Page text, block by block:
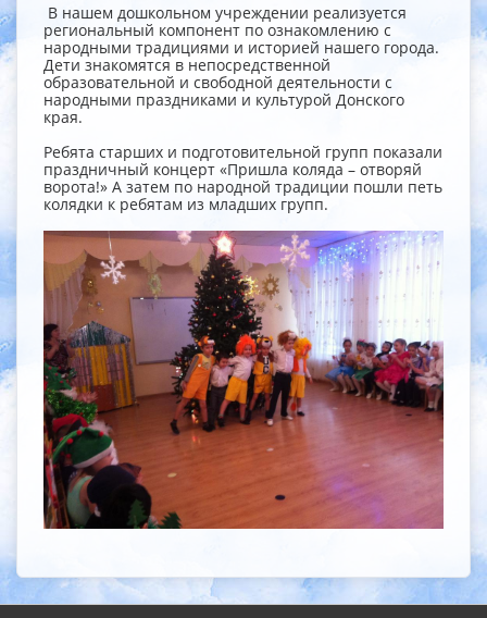
В нашем дошкольном учреждении реализуется
региональный компонент по ознакомлению с
народными традициями и историей нашего города.
Дети знакомятся в непосредственной
образовательной и свободной деятельности с
народными праздниками и культурой Донского
края.
Ребята старших и подготовительной групп показали
праздничный концерт «Пришла коляда – отворяй
ворота!» А затем по народной традиции пошли петь
колядки к ребятам из младших групп.